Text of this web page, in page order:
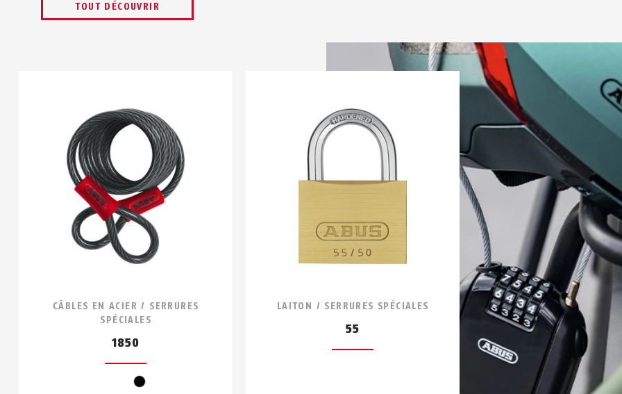
TOUT DÉCOUVRIR
CÂBLES EN ACIER / SERRURES
SPÉCIALES
1850
black
LAITON / SERRURES SPÉCIALES
55
SERRURES
CHAÎNE 6KS
black